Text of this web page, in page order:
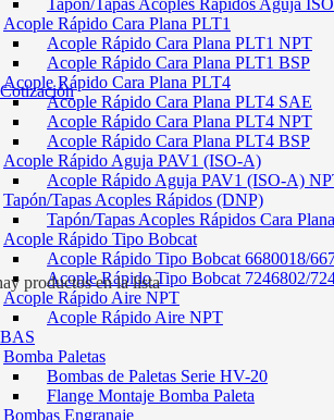
Cotización
productos en la lista
Tapón/Tapas Acoples Rápidos Aguja
Acople Rápido Cara Plana PLT1
Acople Rápido Cara Plana PLT1 NPT
Acople Rápido Cara Plana PLT1 BSP
Acople Rápido Cara Plana PLT4
Acople Rápido Cara Plana PLT4 SAE
Acople Rápido Cara Plana PLT4 NPT
Acople Rápido Cara Plana PLT4 BSP
Acople Rápido Aguja PAV1 (ISO-A)
Acople Rápido Aguja PAV1 (ISO-A)
Tapón/Tapas Acoples Rápidos (DNP)
Tapón/Tapas Acoples Rápidos Cara
Acople Rápido Tipo Bobcat
Acople Rápido Tipo Bobcat 6680018/
Acople Rápido Tipo Bobcat 7246802/
Acople Rápido Aire NPT
Acople Rápido Aire NPT
Bomba Paletas
Bombas de Paletas Serie HV-20
Flange Montaje Bomba Paleta
Bombas Engranaje